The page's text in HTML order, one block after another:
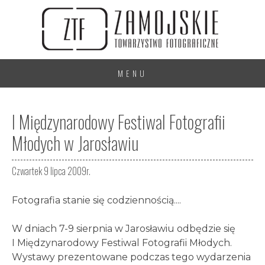
MENU
I Międzynarodowy Festiwal Fotografii
Młodych w Jarosławiu
Czwartek 9 lipca 2009r.
Fotografia stanie się codziennością....
W dniach 7-9 sierpnia w Jarosławiu odbędzie się
I Międzynarodowy Festiwal Fotografii Młodych.
Wystawy prezentowane podczas tego wydarzenia